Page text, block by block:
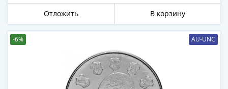
Отложить В корзину
-6% AU-UNC